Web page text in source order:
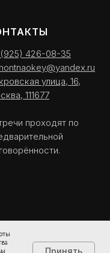
426-08-35
улица, 16,
111677
проходят по
Принять